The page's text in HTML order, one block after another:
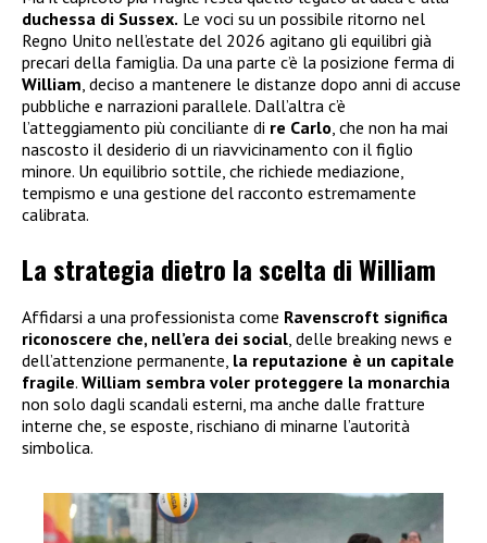
duchessa di Sussex. Le voci su un possibile ritorno nel
Regno Unito nell’estate del 2026 agitano gli equilibri già
precari della famiglia. Da una parte c’è la posizione ferma di
William , deciso a mantenere le distanze dopo anni di accuse
pubbliche e narrazioni parallele. Dall’altra c’è
l’atteggiamento più conciliante di re Carlo , che non ha mai
nascosto il desiderio di un riavvicinamento con il figlio
minore. Un equilibrio sottile, che richiede mediazione,
tempismo e una gestione del racconto estremamente
calibrata.
La strategia dietro la scelta di William
Affidarsi a una professionista come Ravenscroft significa
riconoscere che, nell’era dei social, delle breaking news e
dell’attenzione permanente, la reputazione è un capitale
fragile. William sembra voler proteggere la monarchia
non solo dagli scandali esterni, ma anche dalle fratture
interne che, se esposte, rischiano di minarne l’autorità
simbolica.